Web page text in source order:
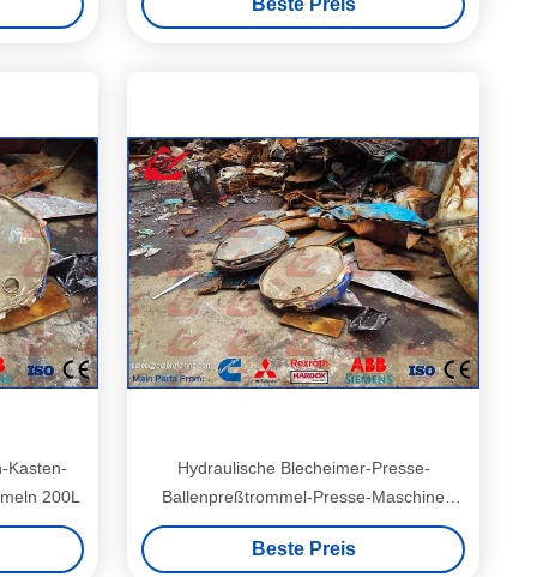
Beste Preis
Kasten-
200L
Hydraulische Blecheimer-Presse-
Ballenpreßtrommel-Presse-Maschine
1150 x 1500 x 2950mm Größe
Beste Preis